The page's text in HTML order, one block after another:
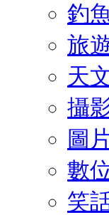
釣
旅
天
攝
圖
數
笑